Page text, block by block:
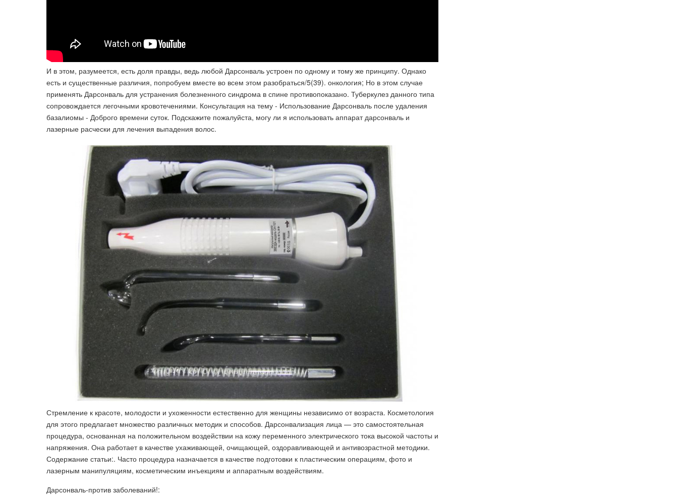
И в этом, разумеется, есть доля правды, ведь любой Дарсонваль устроен по одному и тому же принципу. Однако
есть и существенные различия, попробуем вместе во всем этом разобраться/5(39). онкология; Но в этом случае
применять Дарсонваль для устранения болезненного синдрома в спине противопоказано. Туберкулез данного типа
сопровождается легочными кровотечениями. Консультация на тему - Использование Дарсонваль после удаления
базалиомы - Доброго времени суток. Подскажите пожалуйста, могу ли я использовать аппарат дарсонваль и
лазерные расчески для лечения выпадения волос.
Стремление к красоте, молодости и ухоженности естественно для женщины независимо от возраста. Косметология
для этого предлагает множество различных методик и способов. Дарсонвализация лица — это самостоятельная
процедура, основанная на положительном воздействии на кожу переменного электрического тока высокой частоты и
напряжения. Она работает в качестве ухаживающей, очищающей, оздоравливающей и антивозрастной методики.
Содержание статьи:. Часто процедура назначается в качестве подготовки к пластическим операциям, фото и
лазерным манипуляциям, косметическим инъекциям и аппаратным воздействиям.
Дарсонваль-против заболеваний!: